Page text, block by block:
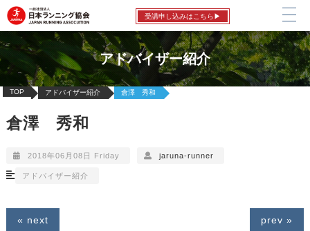
受講申し込みはこちら▶
アドバイザー紹介
TOP アドバイザー紹介 倉澤 秀和
倉澤 秀和
2018年06月08日 Friday jaruna-runner
アドバイザー紹介
« next prev »